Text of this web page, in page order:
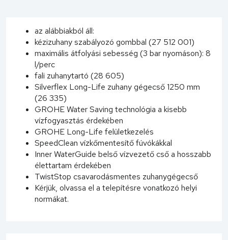
az alábbiakból áll:
kézizuhany szabályozó gombbal (27 512 001)
maximális átfolyási sebesség (3 bar nyomáson): 8
l/perc
fali zuhanytartó (28 605)
Silverflex Long-Life zuhany gégecső 1250 mm
(26 335)
GROHE Water Saving technológia a kisebb
vízfogyasztás érdekében
GROHE Long-Life felületkezelés
SpeedClean vízkőmentesítő fúvókákkal
Inner WaterGuide belső vízvezető cső a hosszabb
élettartam érdekében
TwistStop csavarodásmentes zuhanygégecső
Kérjük, olvassa el a telepítésre vonatkozó helyi
normákat.